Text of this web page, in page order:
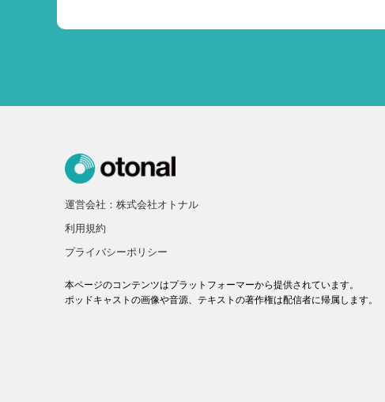
運営会社：株式会社オトナル
利用規約
プライバシーポリシー
本ページのコンテンツはプラットフォーマーから提供されています。
ポッドキャストの画像や音源、テキストの著作権は配信者に帰属します。